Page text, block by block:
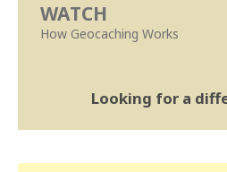
WATCH
How Geocaching Works
Looking for a